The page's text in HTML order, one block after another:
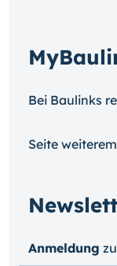
Bei Baulinks
Seite
Anmeldung